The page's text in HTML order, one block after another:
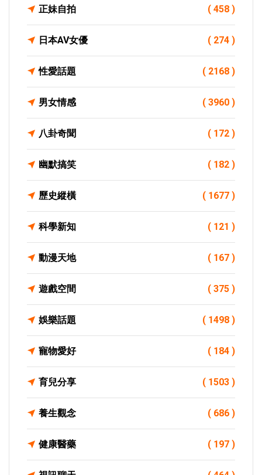
正妹自拍 ( 458 )
日本AV女優 ( 274 )
性愛話題 ( 2168 )
男女情感 ( 3960 )
八卦奇聞 ( 172 )
幽默搞笑 ( 182 )
歷史縱橫 ( 1677 )
科學新知 ( 121 )
動漫天地 ( 167 )
遊戲空間 ( 375 )
娛樂話題 ( 1498 )
寵物愛好 ( 184 )
育兒分享 ( 1503 )
養生觀念 ( 686 )
健康醫藥 ( 197 )